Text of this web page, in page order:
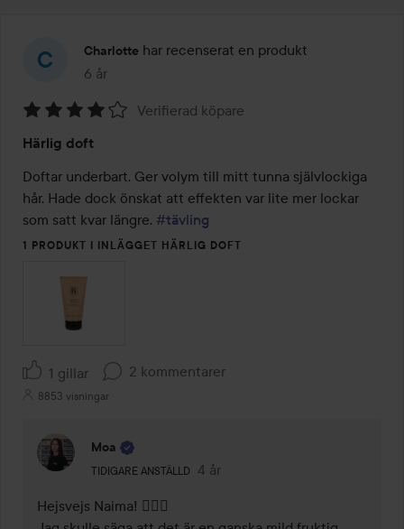
Charlotte har recenserat en produkt
6 år
Inlägget skapades 6 år
4
av
5
Verifierad köpare
Härlig doft
Doftar underbart. Ger volym till mitt tunna självlockiga
hår. Hade dock önskat att effekten var lite mer lockar
som satt kvar längre. #tävling
1 PRODUKT I INLÄGGET HÄRLIG DOFT
1 gillar 2 kommentarer
8853 visningar
Moa
TIDIGARE ANSTÄLLD
Användarens roll: Tidigare anställd.
4 år
Kommentaren lades 4 år
Hejsvejs Naima! 🙋🏼‍♀️